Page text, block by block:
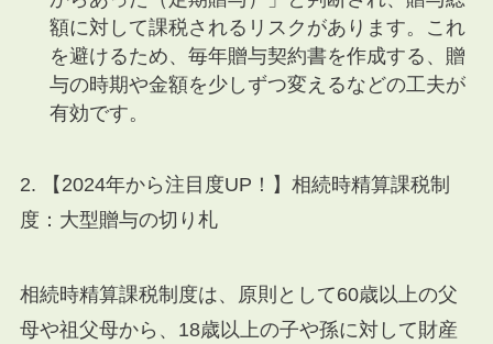
額に対して課税されるリスクがあります。これ
を避けるため、毎年贈与契約書を作成する、贈
与の時期や金額を少しずつ変えるなどの工夫が
有効です。
2. 【2024年から注目度UP！】相続時精算課税制
度：大型贈与の切り札
相続時精算課税制度は、原則として60歳以上の父
母や祖父母から、18歳以上の子や孫に対して財産